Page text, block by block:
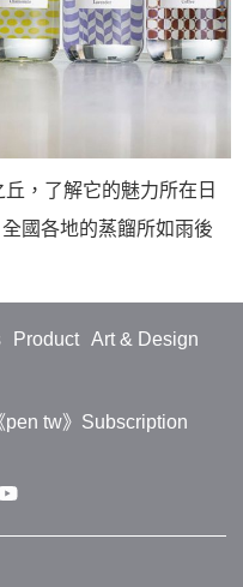
，了解它的魅力所在日
國各地的蒸餾所如雨後
Product
Art & Design
pen tw》Subscription